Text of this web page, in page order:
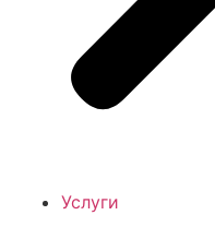
Услуги